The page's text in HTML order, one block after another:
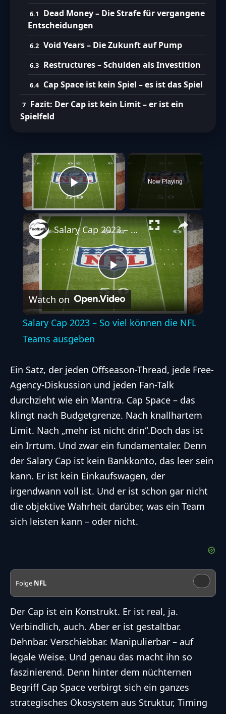
Dead Money – Die Strafe für vergangene
Entscheidungen
Void Years – Die Zukunft auf Pump
Restructures – Schulden als Investition
Cap Space ist kein Spiel – es ist das Spiel
Fazit: Der Cap ist kein Limit – er ist ein
Spielfeld
×
Play Video
Now Playing
Play
Video
Salary Cap 2023 – So viel können die NFL Teams ausgeben
Watch on
Salary Cap 2023 – So viel können die NFL
Teams ausgeben
Ein Satz, der jeden Offseason-Thread, jede Free-
Agency-Diskussion und jeden Fan-Talk
durchzieht wie ein Mantra. Cap Space – das
klingt nach Budgetgrenze. Nach knallhartem
Limit. Nach „mehr ist nicht drin“.Doch das ist
ein Irrtum. Und zwar ein fundamentaler. Denn
der Salary Cap ist kein Bankkonto, das leer sein
kann. Er ist kein Einkaufswagen, der
irgendwann voll ist. Und er ist schon gar nicht
die objektive Wahrheit darüber, was ein Team
sich leisten kann – oder nicht.
Folge NFL
Der Cap ist ein Konstrukt. Er ist real, ja.
Verbindlich, auch. Aber er ist gestaltbar.
Dehnbar. Verschiebbar. Manipulierbar – auf
legale Weise. Und genau das macht ihn so
faszinierend. Denn hinter dem nüchternen
Begriff Cap Space verbirgt sich ein ganzes
strategisches Ökosystem aus Struktur, Timing